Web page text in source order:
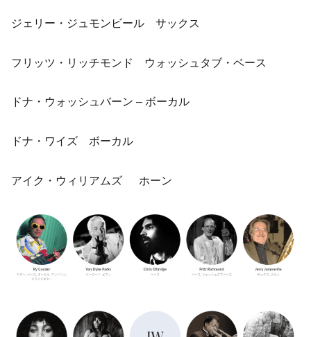
ジェリー・ジュモンビール サックス
フリッツ・リッチモンド ウォッシュタブ・ベース
ドナ・ウォッシュバーン – ボーカル
ドナ・ワイズ ボーカル
アイク・ウィリアムズ ホーン